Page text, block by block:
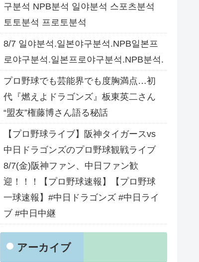
구분석 NPB분석 일야분석 스포츠분석
토토분석 프로토분석
8/7 일야분석.일본야구분석.NPB일본프
로야구분석.일본프로야구분석.NPB분석.
プロ野球でも芸能界でも度胸満点…初
代『燃えよドラゴンズ』板東英二さん
“盟友”権藤博さん語る秘話
【プロ野球ライブ】阪神タイガースvs
中日ドラゴンズのプロ野球観戦ライブ
8/7(金)阪神ファン、中日ファン歓
迎！！！【プロ野球速報】【プロ野球
一球速報】#中日ドラゴンズ #中日ライ
ブ #中日中継
アーカイブ